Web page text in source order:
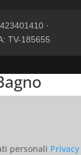
·
TV-185655
personali Privacy